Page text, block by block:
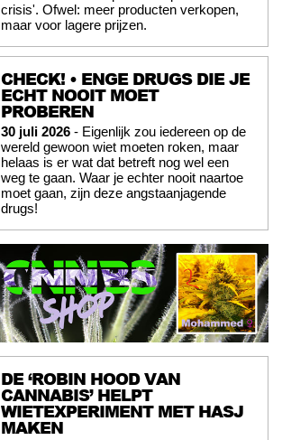
crisis'. Ofwel: meer producten verkopen,
maar voor lagere prijzen.
CHECK! • ENGE DRUGS DIE JE
ECHT NOOIT MOET
PROBEREN
30 juli 2026 - Eigenlijk zou iedereen op de
wereld gewoon wiet moeten roken, maar
helaas is er wat dat betreft nog wel een
weg te gaan. Waar je echter nooit naartoe
moet gaan, zijn deze angstaanjagende
drugs!
DE ‘ROBIN HOOD VAN
CANNABIS’ HELPT
WIETEXPERIMENT MET HASJ
MAKEN